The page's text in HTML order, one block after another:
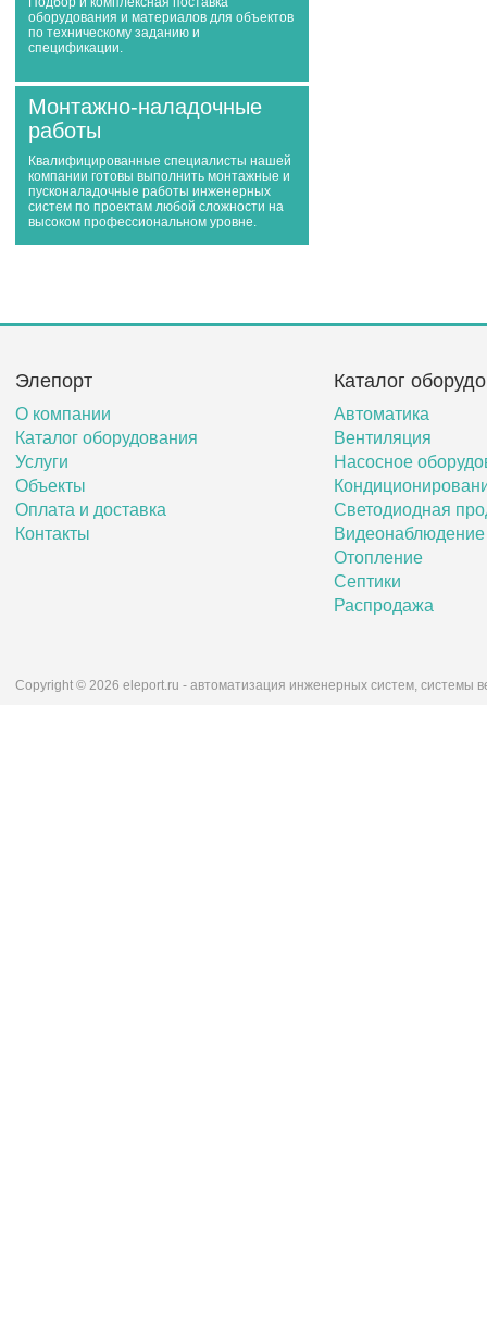
оборудования и материалов для объектов
по техническому заданию и
спецификации.
Монтажно-наладочные
работы
Квалифицированные специалисты нашей
компании готовы выполнить монтажные и
пусконаладочные работы инженерных
систем по проектам любой сложности на
высоком профессиональном уровне.
Элепорт
О компании
Каталог оборудования
Услуги
Объекты
Оплата и доставка
Контакты
Каталог
Автоматика
Вентиляция
Насосное
Светодиодная
Видеонаблюдение
Отопление
Септики
Распродажа
Copyright © 2026 eleport.ru - автоматизация инженерных систем, системы